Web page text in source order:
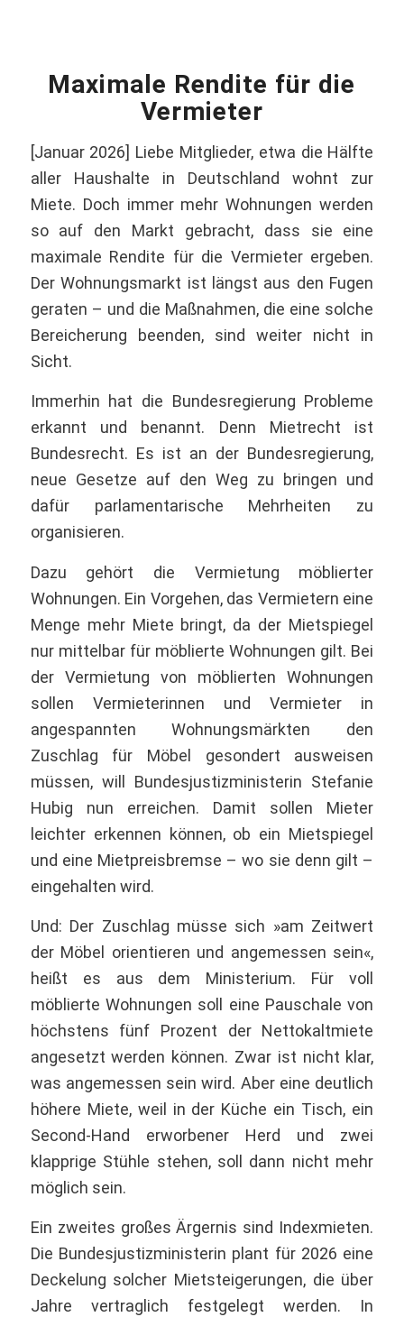
Maximale Rendite für die
Vermieter
[Januar 2026] Liebe Mitglieder, etwa die Hälfte
aller Haushalte in Deutschland wohnt zur
Miete. Doch immer mehr Wohnungen werden
so auf den Markt gebracht, dass sie eine
maximale Rendite für die Vermieter ergeben.
Der Wohnungsmarkt ist längst aus den Fugen
geraten – und die Maßnahmen, die eine solche
Bereicherung beenden, sind weiter nicht in
Sicht.
Immerhin hat die Bundesregierung Probleme
erkannt und benannt. Denn Mietrecht ist
Bundesrecht. Es ist an der Bundesregierung,
neue Gesetze auf den Weg zu bringen und
dafür parlamentarische Mehrheiten zu
organisieren.
Dazu gehört die Vermietung möblierter
Wohnungen. Ein Vorgehen, das Vermietern eine
Menge mehr Miete bringt, da der Mietspiegel
nur mittelbar für möblierte Wohnungen gilt. Bei
der Vermietung von möblierten Wohnungen
sollen Vermieterinnen und Vermieter in
angespannten Wohnungsmärkten den
Zuschlag für Möbel gesondert ausweisen
müssen, will Bundesjustizministerin Stefanie
Hubig nun erreichen. Damit sollen Mieter
leichter erkennen können, ob ein Mietspiegel
und eine Mietpreisbremse – wo sie denn gilt –
eingehalten wird.
Und: Der Zuschlag müsse sich »am Zeitwert
der Möbel orientieren und angemessen sein«,
heißt es aus dem Ministerium. Für voll
möblierte Wohnungen soll eine Pauschale von
höchstens fünf Prozent der Nettokaltmiete
angesetzt werden können. Zwar ist nicht klar,
was angemessen sein wird. Aber eine deutlich
höhere Miete, weil in der Küche ein Tisch, ein
Second-Hand erworbener Herd und zwei
klapprige Stühle stehen, soll dann nicht mehr
möglich sein.
Ein zweites großes Ärgernis sind Indexmieten.
Die Bundesjustizministerin plant für 2026 eine
Deckelung solcher Mietsteigerungen, die über
Jahre vertraglich festgelegt werden. In